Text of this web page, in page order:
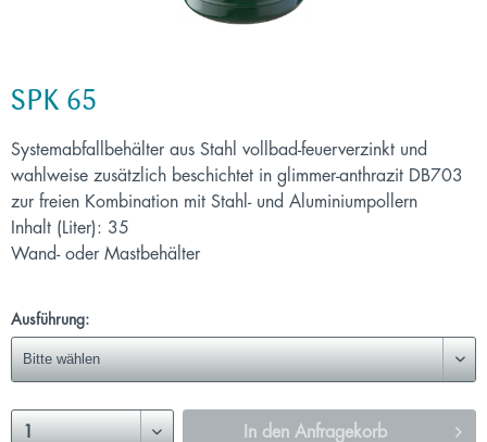
SPK 65
Systemabfallbehälter aus Stahl vollbad-feuerverzinkt und
wahlweise zusätzlich beschichtet in glimmer-anthrazit DB703
zur freien Kombination mit Stahl- und Aluminiumpollern
Inhalt (Liter): 35
Wand- oder Mastbehälter
Ausführung:
In den Anfragekorb